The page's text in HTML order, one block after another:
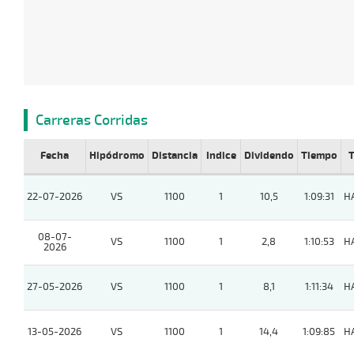
Carreras Corridas
Fecha Hipódromo Distancia Indice Dividendo Tiempo
22-07-2026 VS 1100 1 10,5 1:09:31
08-07-
2026
VS 1100 1 2,8 1:10:53
27-05-2026 VS 1100 1 8,1 1:11:34
13-05-2026 VS 1100 1 14,4 1:09:85